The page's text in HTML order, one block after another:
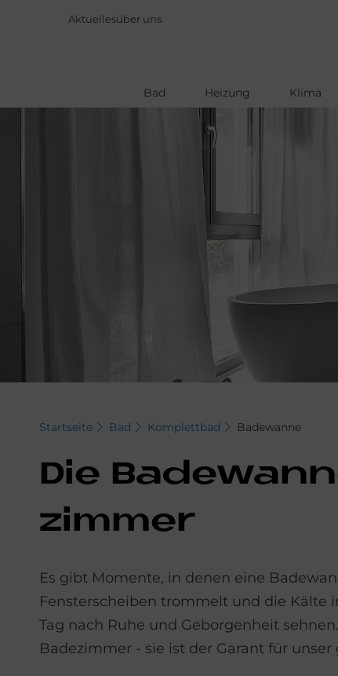
Aktuellesüber uns
Bad Heizung Klima
Startseite Bad Komplettbad Badewanne
Die
zim­mer
Es gibt Momente, in denen eine
Fensterscheiben trommelt und die Kälte
Tag nach Ruhe und Geborgenheit
Badezimmer - sie ist der Garant für